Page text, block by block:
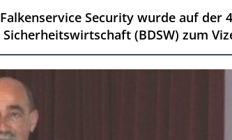
Security wurde auf der
(BDSW) zum